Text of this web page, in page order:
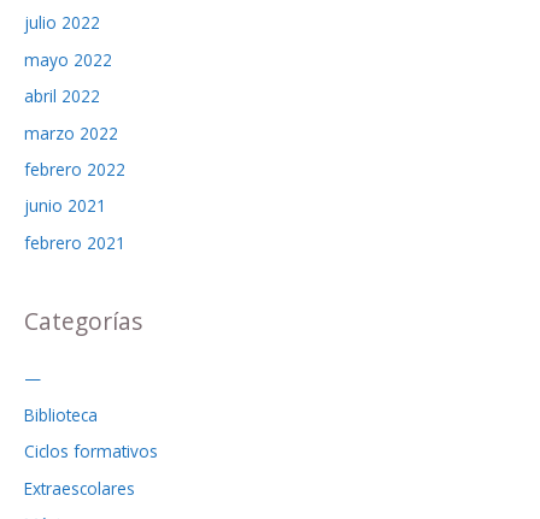
julio 2022
mayo 2022
abril 2022
marzo 2022
febrero 2022
junio 2021
febrero 2021
Categorías
—
Biblioteca
Ciclos formativos
Extraescolares